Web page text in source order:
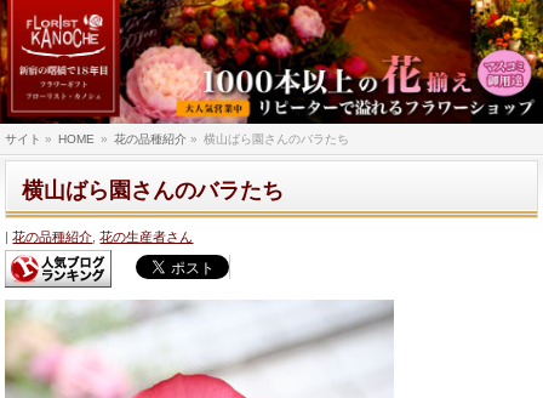
サイト » HOME » 花の品種紹介 » 横山ばら園さんのバラたち
横山ばら園さんのバラたち
花の品種紹介 ,花の生産者さん